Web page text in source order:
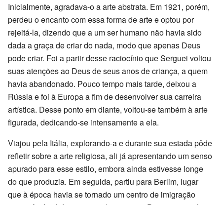
Inicialmente, agradava-o a arte abstrata. Em 1921, porém,
perdeu o encanto com essa forma de arte e optou por
rejeitá-la, dizendo que a um ser humano não havia sido
dada a graça de criar do nada, modo que apenas Deus
pode criar. Foi a partir desse raciocínio que Serguei voltou
suas atenções ao Deus de seus anos de criança, a quem
havia abandonado. Pouco tempo mais tarde, deixou a
Rússia e foi à Europa a fim de desenvolver sua carreira
artística. Desse ponto em diante, voltou-se também à arte
figurada, dedicando-se intensamente a ela.
Viajou pela Itália, explorando-a e durante sua estada pôde
refletir sobre a arte religiosa, ali já apresentando um senso
apurado para esse estilo, embora ainda estivesse longe
do que produzia. Em seguida, partiu para Berlim, lugar
que à época havia se tornado um centro de imigração